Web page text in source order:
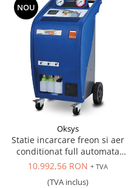
Scule supape
Scule suspensie
Scule transmisie
Set / trusa chei tubulare
Set burghie si freze
Set chei
Set prelungitoare
Set surubelnite
Testare cuplu dinamometric de
strangere
Trusa / Set tarozi si filiere
Trusa imbus hex,torx,ribe,M-uri
NOU
Oksys
Statie incarcare freon si aer
conditionat full automata
profesionala, freon 1234yf
10.992,56 RON + TVA
(TVA inclus)